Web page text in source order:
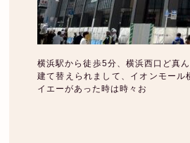
横浜駅から徒歩5分、横浜西口ど真
建て替えられまして、イオンモー
イエーがあった時は時々お